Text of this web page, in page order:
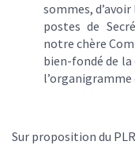
sommes, d’avoir
postes de
notre chère
bien-fondé de
Sur proposition du